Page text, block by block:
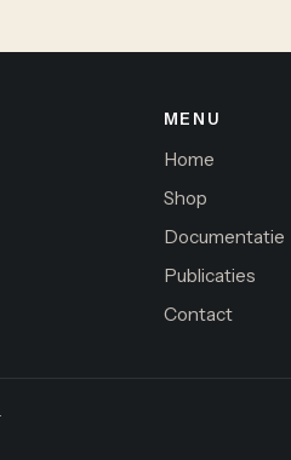
MENU
Home
Shop
Documentatie
Publicaties
Contact